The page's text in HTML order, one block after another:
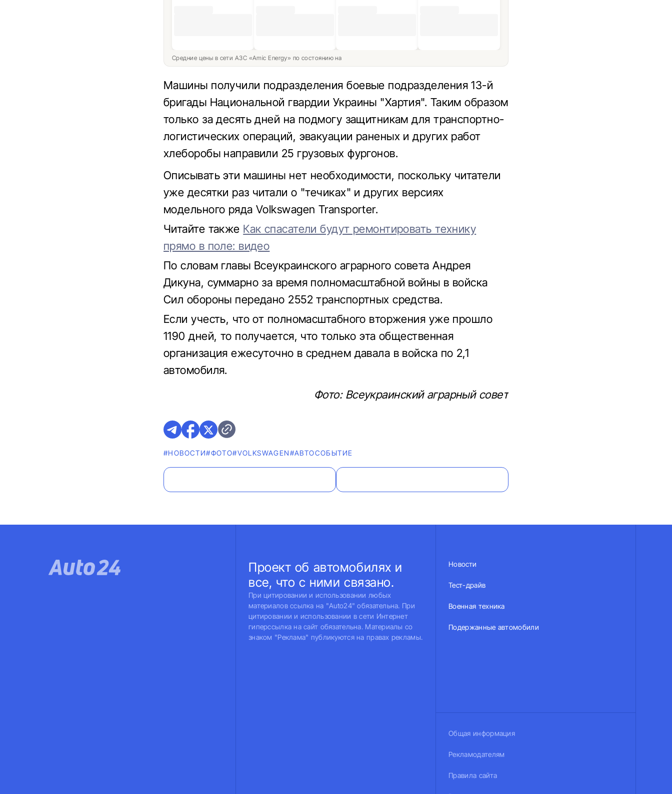
Средние цены в сети АЗС «Amic Energy» по состоянию на
Машины получили подразделения боевые подразделения 13-й
бригады Национальной гвардии Украины "Хартия". Таким образом
только за десять дней на подмогу защитникам для транспортно-
логистических операций, эвакуации раненых и других работ
хлеборобы направили 25 грузовых фургонов.
Описывать эти машины нет необходимости, поскольку читатели
уже десятки раз читали о "течиках" и других версиях
модельного ряда Volkswagen Transporter.
Читайте также Как спасатели будут ремонтировать технику
прямо в поле: видео
По словам главы Всеукраинского аграрного совета Андрея
Дикуна, суммарно за время полномасштабной войны в войска
Сил обороны передано 2552 транспортных средства.
Если учесть, что от полномасштабного вторжения уже прошло
1190 дней, то получается, что только эта общественная
организация ежесуточно в среднем давала в войска по 2,1
автомобиля.
Фото: Всеукраинский аграрный совет
#НОВОСТИ#ФОТО#VOLKSWAGEN#АВТОСОБЫТИЕ
Проект об автомобилях и
все, что с ними связано.
При цитировании и использовании любых
материалов ссылка на "Auto24" обязательна. При
цитировании и использовании в сети Интернет
гиперссылка на сайт обязательна. Материалы со
знаком "Реклама" публикуются на правах рекламы.
Новости
Тест-драйв
Военная техника
Подержанные автомобили
Общая информация
Рекламодателям
Правила сайта